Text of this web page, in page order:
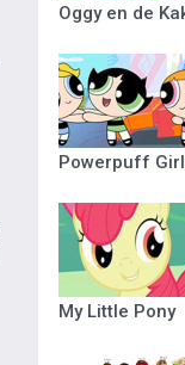
Powerpuff
My Little Pony